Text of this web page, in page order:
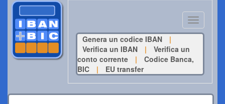
Toggle
navigation
Genera un codice IBAN
|
Verifica un IBAN
|
Verifica un
conto corrente
|
Codice Banca,
BIC
| EU transfer